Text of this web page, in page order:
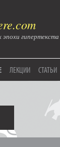
эпохи гипертекста
ЛЕКЦИИ СТАТЬИ